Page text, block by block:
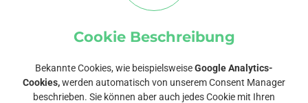
Cookie Beschreibung
Bekannte Cookies, wie beispielsweiseGoogle Analytics-
Cookies,werden automatisch von unserem Consent Manager
beschrieben. Sie können aber auch jedes Cookie mit Ihren